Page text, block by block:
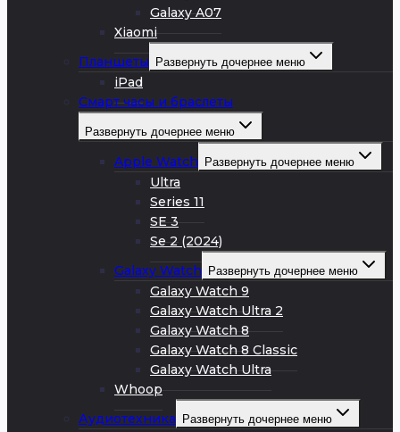
Galaxy A07
Xiaomi
Планшеты
Развернуть дочернее меню
iPad
Смарт часы и браслеты
Развернуть дочернее меню
Apple Watch Развернуть дочернее меню
Ultra
Series 11
SE 3
Se 2 (2024)
Galaxy Watch
Развернуть дочернее меню
Galaxy Watch 9
Galaxy Watch Ultra 2
Galaxy Watch 8
Galaxy Watch 8 Classic
Galaxy Watch Ultra
Whoop
Аудиотехника
Развернуть дочернее меню